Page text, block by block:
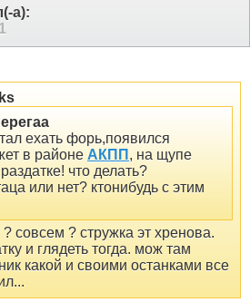
а):
ехать форь,появился
в районе АКПП , на щупе
что делать?
или нет? ктонибудь с этим
? совсем ? стружка эт хренова.
и глядеть тогда. мож там
какой и своими останками все